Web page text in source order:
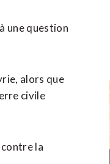
une question
alors que
civile
la